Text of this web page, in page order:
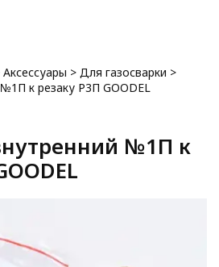
Аксессуары > Для газосварки >
к резаку Р3П GOODEL
№1П к